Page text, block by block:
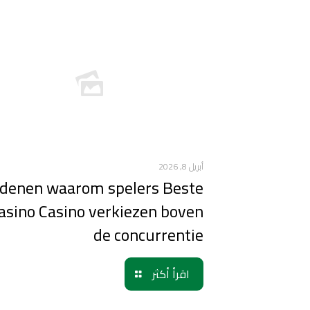
أبريل 8, 2026
waarom spelers Beste
Casino verkiezen boven
de concurrentie
اقرأ أكثر